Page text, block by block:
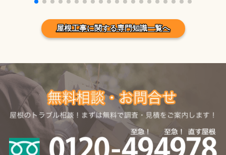
屋根工事に関する専門知識一覧へ